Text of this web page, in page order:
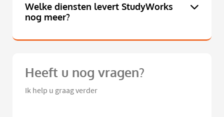
Welke diensten levert StudyWorks
nog meer?
Heeft u nog vragen?
Ik help u graag verder